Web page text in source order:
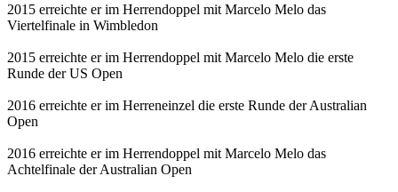
2015 erreichte er im Herrendoppel mit Marcelo Melo das
Viertelfinale in Wimbledon
2015 erreichte er im Herrendoppel mit Marcelo Melo die erste
Runde der US Open
2016 erreichte er im Herreneinzel die erste Runde der Australian
Open
2016 erreichte er im Herrendoppel mit Marcelo Melo das
Achtelfinale der Australian Open